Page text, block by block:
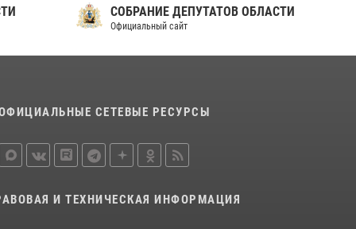
СОБРАНИЕ ДЕПУТАТОВ ОБЛАСТИ
Официальный сайт
СЕТЕВЫЕ РЕСУРСЫ
И ТЕХНИЧЕСКАЯ ИНФОРМАЦИЯ